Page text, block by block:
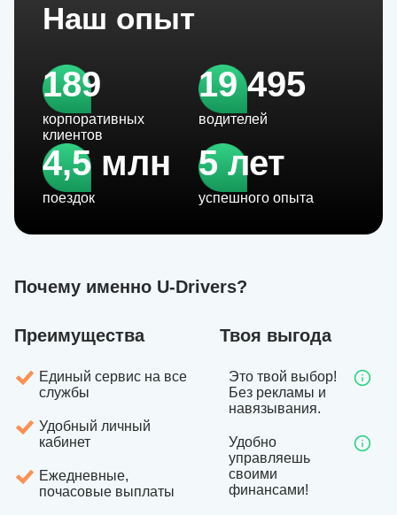
Наш опыт
189
корпоративных
клиентов
19 495
водителей
4,5 млн
поездок
5 лет
успешного опыта
Почему именно U-Drivers?
Преимущества
Единый сервис на все
службы
Удобный личный
кабинет
Ежедневные,
почасовые выплаты
Твоя выгода
Это твой выбор!
Без рекламы и
навязывания.
Удобно
управляешь
своими
финансами!